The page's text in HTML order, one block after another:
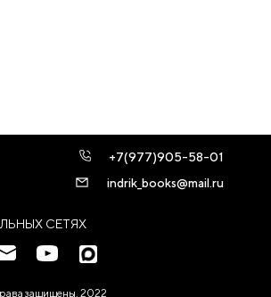
СЕТЯХ
+7(977)905-58-01
indrik_books@mail.ru
защищены, 2022